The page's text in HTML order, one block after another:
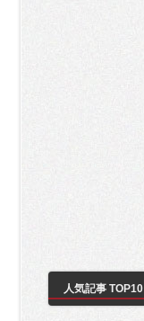
人気記事 TOP10